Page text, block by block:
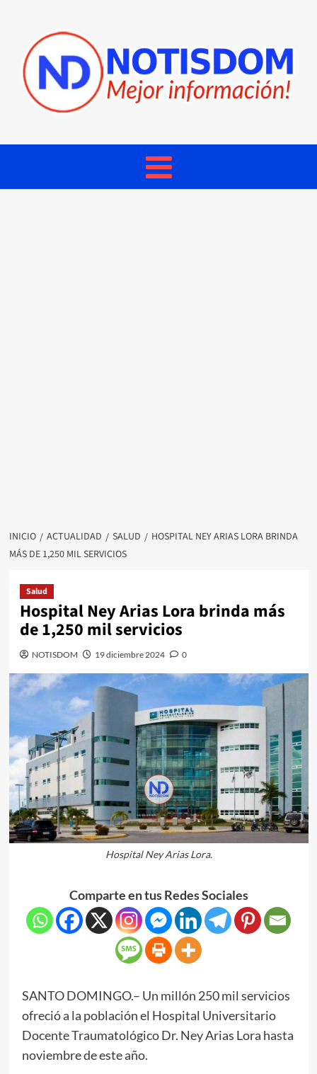
INICIO ACTUALIDAD SALUD
HOSPITAL NEY ARIAS LORA BRINDA
MÁS DE 1,250 MIL SERVICIOS
Salud
Hospital Ney Arias Lora brinda más
de 1,250 mil servicios
NOTISDOM 19 diciembre 2024 0
Hospital Ney Arias Lora.
Comparte en tus Redes Sociales
SANTO DOMINGO.– Un millón 250 mil servicios
ofreció a la población el Hospital Universitario
Docente Traumatológico Dr. Ney Arias Lora hasta
noviembre de este año.